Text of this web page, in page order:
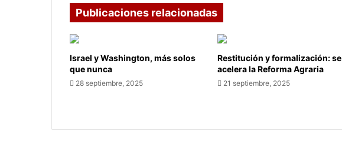
Publicaciones relacionadas
Israel y Washington, más solos
que nunca
28 septiembre, 2025
Restitución y formalización: se
acelera la Reforma Agraria
21 septiembre, 2025